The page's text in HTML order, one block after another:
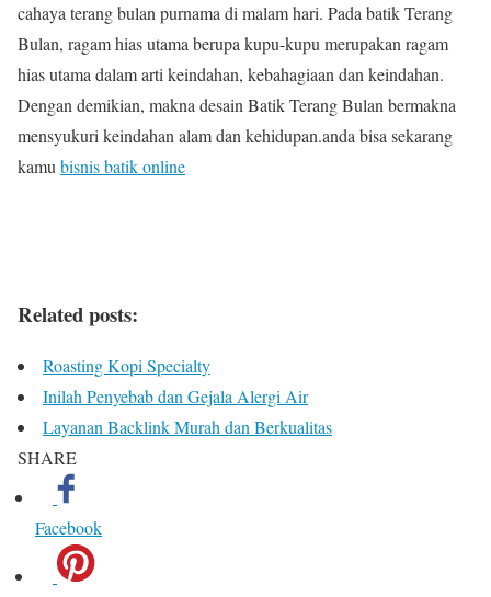
cahaya terang bulan purnama di malam hari. Pada batik Terang
Bulan, ragam hias utama berupa kupu-kupu merupakan ragam
hias utama dalam arti keindahan, kebahagiaan dan keindahan.
Dengan demikian, makna desain Batik Terang Bulan bermakna
mensyukuri keindahan alam dan kehidupan.anda bisa sekarang
kamu bisnis batik online
Related posts:
Roasting Kopi Specialty
Inilah Penyebab dan Gejala Alergi Air
Layanan Backlink Murah dan Berkualitas
SHARE
Facebook